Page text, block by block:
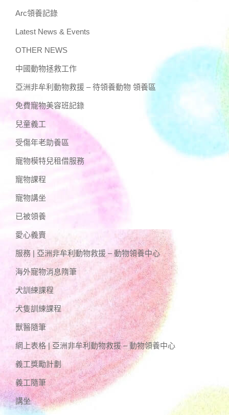
Arc領養記錄
Latest News & Events
OTHER NEWS
中國動物拯救工作
亞洲非牟利動物救援 – 待領養動物 領養區
免費寵物美容班記錄
兒童義工
受傷年老助養區
寵物模特兒租借服務
寵物課程
寵物講坐
已被領養
愛心義賣
服務 | 亞洲非牟利動物救援 – 動物領養中心
海外寵物消息隋筆
犬訓練課程
犬隻訓練課程
獸醫隨筆
網上表格 | 亞洲非牟利動物救援 – 動物領養中心
義工獎勵計劃
義工隨筆
講坐